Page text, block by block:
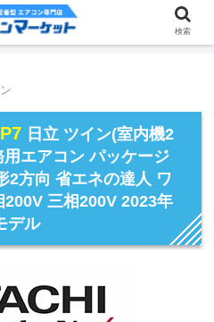
日立 ツイン(室内機2
エアコン パッケージ
2方向 省エネの達人 ワ
三相200V 2023年
デル
検索